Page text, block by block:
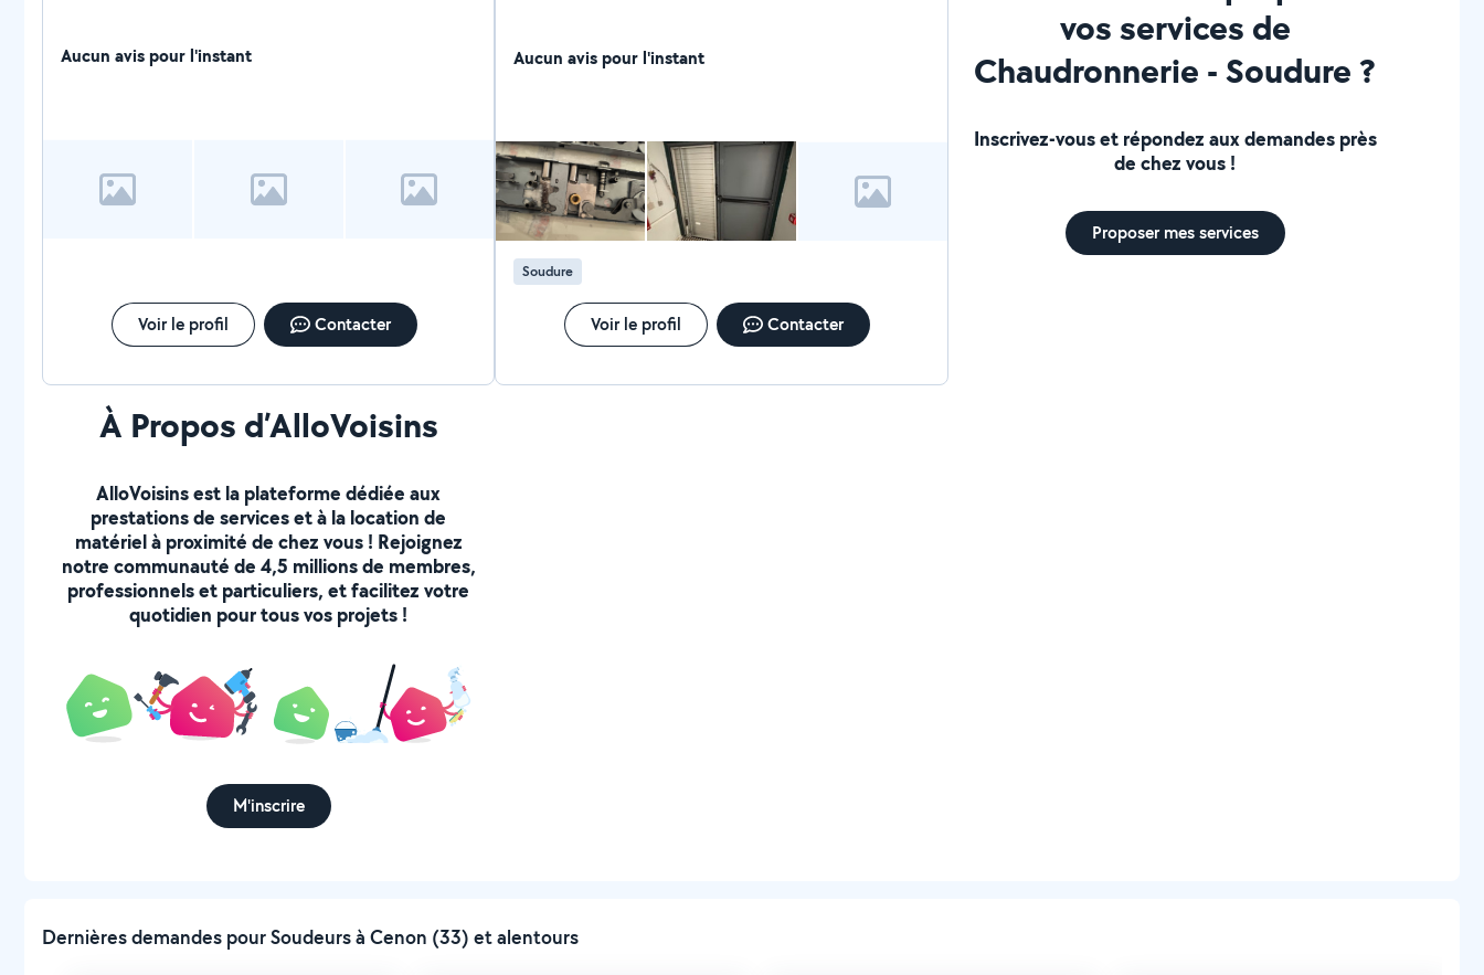
Aucun avis pour l'instant
Voir le profil Contacter
Aucun avis pour l'instant
Soudure
Voir le profil Contacter
vos services de
Chaudronnerie - Soudure ?
Inscrivez-vous et répondez aux demandes près
de chez vous !
Proposer mes services
À Propos d’AlloVoisins
AlloVoisins est la plateforme dédiée aux
prestations de services et à la location de
matériel à proximité de chez vous ! Rejoignez
notre communauté de 4,5 millions de membres,
professionnels et particuliers, et facilitez votre
quotidien pour tous vos projets !
M'inscrire
Dernières demandes pour Soudeurs à Cenon (33) et alentours